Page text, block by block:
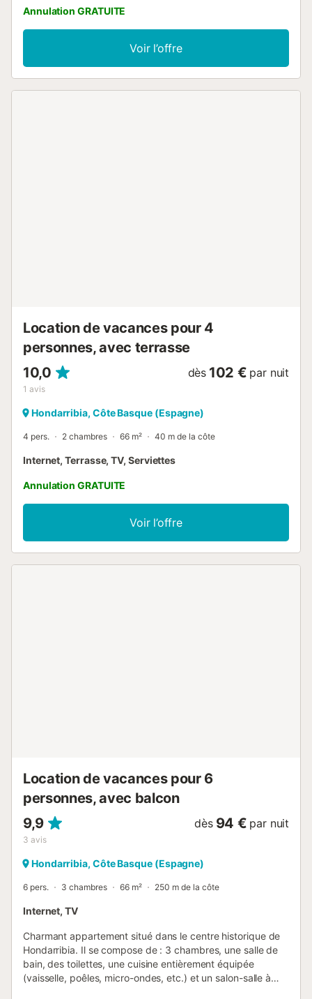
Annulation GRATUITE
Voir l’offre
Location de vacances pour 4
personnes, avec terrasse
10,0
1 avis
dès 102 € par nuit
Hondarribia, Côte Basque (Espagne)
4 pers. 2 chambres 66 m² 40 m de la côte
Internet, Terrasse, TV, Serviettes
Annulation GRATUITE
Voir l’offre
Location de vacances pour 6
personnes, avec balcon
9,9
3 avis
dès 94 € par nuit
Hondarribia, Côte Basque (Espagne)
6 pers. 3 chambres 66 m² 250 m de la côte
Internet, TV
Charmant appartement situé dans le centre historique de
Hondarribia. Il se compose de : 3 chambres, une salle de
bain, des toilettes, une cuisine entièrement équipée
(vaisselle, poêles, micro-ondes, etc.) et un salon-salle à